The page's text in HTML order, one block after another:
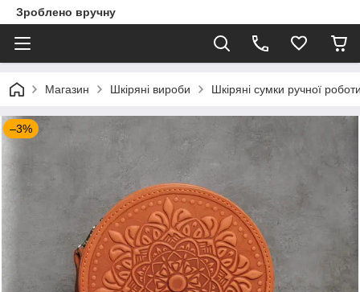
Зроблено вручну
Магазин Шкіряні вироби Шкіряні сумки ручної
–3%